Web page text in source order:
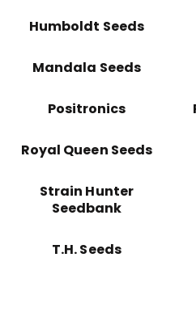
Humboldt Seeds
Mandala Seeds
Positronics
Royal Queen Seeds
Strain Hunter
Seedbank
T.H. Seeds